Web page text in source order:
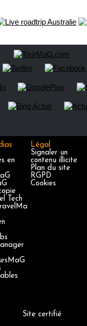
en
Tech
Légal
Signaler un
contenu illicite
Plan du site
RGPD
Cookies
Site certifié